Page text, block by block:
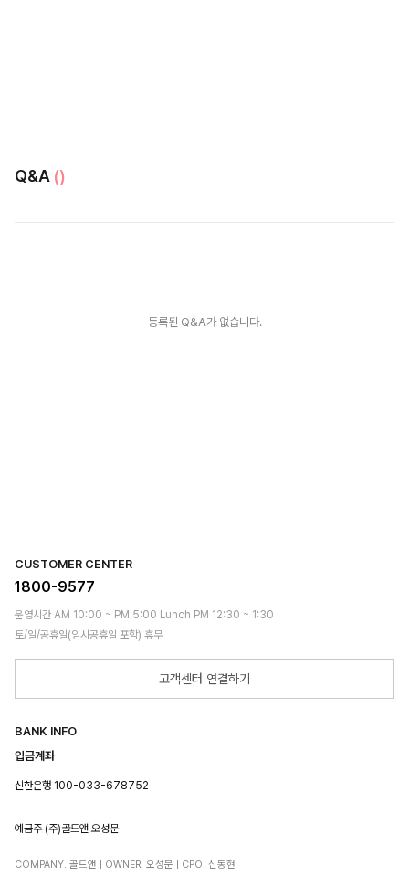
Q&A ()
등록된 Q&A가 없습니다.
CUSTOMER CENTER
1800-9577
운영시간 AM 10:00 ~ PM 5:00 Lunch PM 12:30 ~ 1:30
토/일/공휴일(임시공휴일 포함) 휴무
고객센터 연결하기
BANK INFO
입금계좌
신한은행 100-033-678752
예금주 (주)골드앤 오성문
COMPANY. 골드앤 | OWNER. 오성문 | CPO. 신동현